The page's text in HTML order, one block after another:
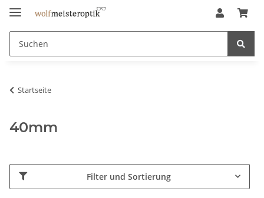
Startseite
40mm
Filter und Sortierung